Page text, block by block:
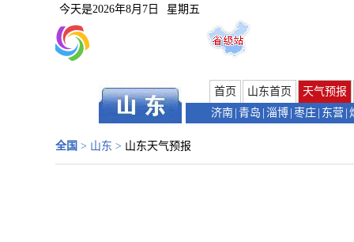
今天是2026年8月7日 星期五
首页 山东首页
天气预报
济南 青岛 淄博 枣庄 东营
全国 > 山东 > 山东天气预报